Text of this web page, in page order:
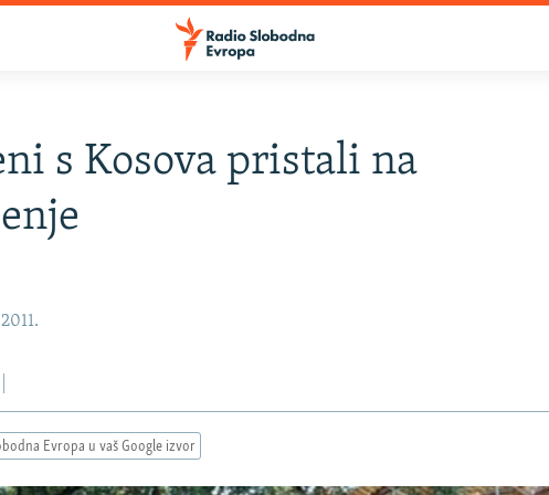
s Kosova pristali na
Evropa u vaš Google izvor